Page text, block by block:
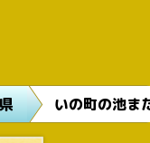
いの町の池ま